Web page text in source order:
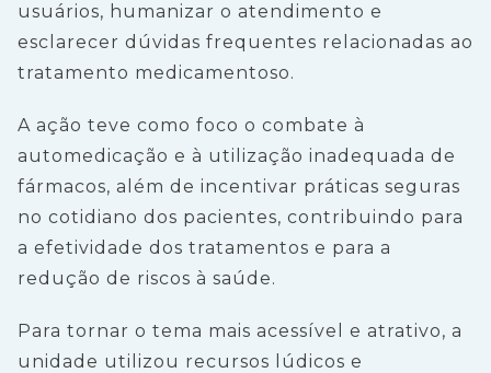
usuários, humanizar o atendimento e
esclarecer dúvidas frequentes relacionadas ao
tratamento medicamentoso.
A ação teve como foco o combate à
automedicação e à utilização inadequada de
fármacos, além de incentivar práticas seguras
no cotidiano dos pacientes, contribuindo para
a efetividade dos tratamentos e para a
redução de riscos à saúde.
Para tornar o tema mais acessível e atrativo, a
unidade utilizou recursos lúdicos e